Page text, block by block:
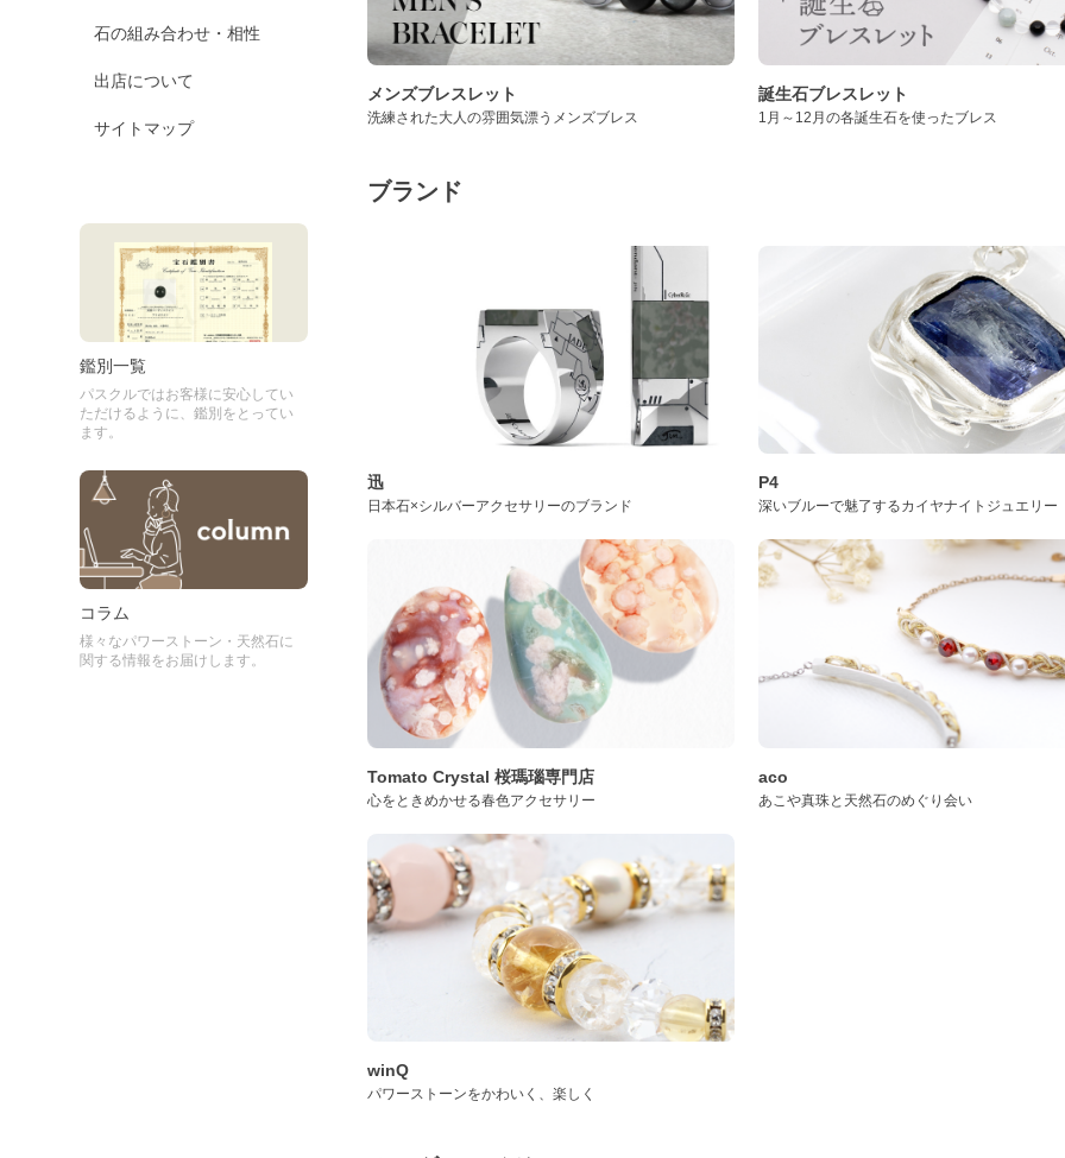
石の組み合わせ・相性
出店について
サイトマップ
鑑別一覧
パスクルではお客様に安心してい
ただけるように、鑑別をとってい
ます。
コラム
様々なパワーストーン・天然石に
関する情報をお届けします。
メンズブレスレット
洗練された大人の雰囲気漂うメンズブレス
誕生石ブレスレット
1月～12月の各誕生石を使ったブレス
ブランド
迅
日本石×シルバーアクセサリーのブランド
P4
深いブルーで魅了するカイヤナイトジュエリー
Tomato Crystal 桜瑪瑙専門店
心をときめかせる春色アクセサリー
aco
あこや真珠と天然石のめぐり会い
winQ
パワーストーンをかわいく、楽しく